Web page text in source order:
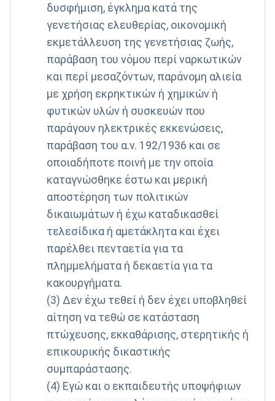
δυσφήμιση, έγκλημα κατά της
γενετήσιας ελευθερίας, οικονομική
εκμετάλλευση της γενετήσιας ζωής,
παράβαση του νόμου περί ναρκωτικών
και περί μεσαζόντων, παράνομη αλιεία
με χρήση εκρηκτικών ή χημικών ή
φυτικών υλών ή συσκευών που
παράγουν ηλεκτρικές εκκενώσεις,
παράβαση του α.ν. 192/1936 και σε
οποιαδήποτε ποινή με την οποία
καταγνώσθηκε έστω και μερική
αποστέρηση των πολιτικών
δικαιωμάτων ή έχω καταδικασθεί
τελεσίδικα ή αμετάκλητα και έχει
παρέλθει πενταετία για τα
πλημμελήματα ή δεκαετία για τα
κακουργήµατα.
(3) Δεν έχω τεθεί ή δεν έχει υποβληθεί
αίτηση να τεθώ σε κατάσταση
πτώχευσης, εκκαθάρισης, στερητικής ή
επικουρικής δικαστικής
συμπαράστασης.
(4) Εγώ και ο εκπαιδευτής υποψήφιων